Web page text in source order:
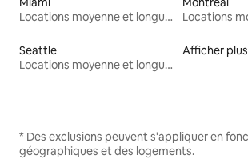
Locations moyenne et longue durée
Seattle
Locations moyenne et longue durée
Afficher plus
* Des exclusions peuvent s'appliquer en
géographiques et des logements.